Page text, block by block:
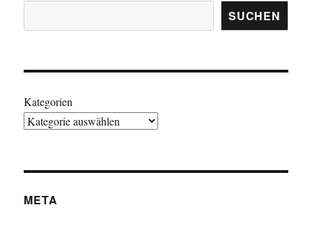
SUCHEN
Kategorien
META